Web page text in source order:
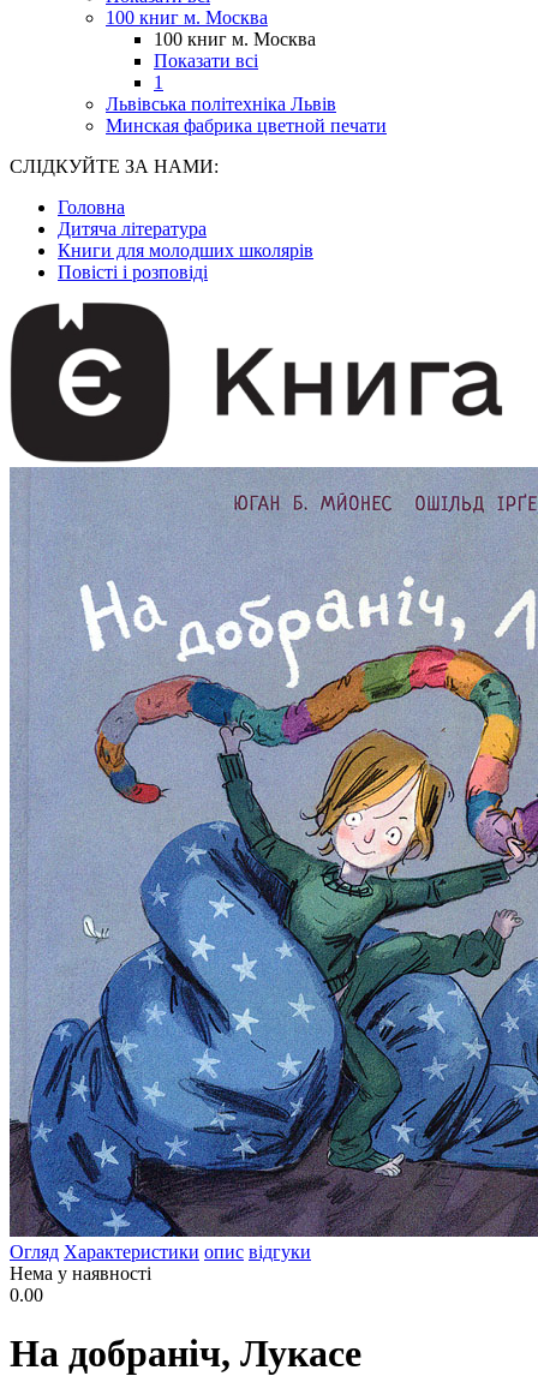
100 книг м. Москва
100 книг м. Москва
Показати всі
1
Львівська політехніка Львів
Минская фабрика цветной печати
СЛІДКУЙТЕ ЗА НАМИ:
Головна
Дитяча література
Книги для молодших школярів
Повісті і розповіді
Огляд Характеристики опис відгуки
Нема у наявності
0.00
На добраніч, Лукасе